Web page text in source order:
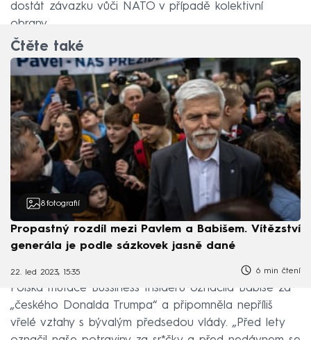
dostát závazku vůči NATO v případě kolektivní
obrany.
Čtěte také
8 fotografií
Propastný rozdíl mezi Pavlem a Babišem. Vítězství
generála je podle sázkovek jasně dané
22. led 2023, 15:35 6 min čtení
Polská mutace Bussiness Insideru označila Babiše za
„českého Donalda Trumpa“ a připomněla nepříliš
vřelé vztahy s bývalým předsedou vlády. „Před lety